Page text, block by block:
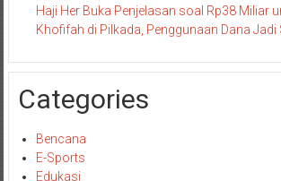
Haji Her Buka Penjelasan soal Rp38 Miliar
Khofifah di Pilkada, Penggunaan Dana Jadi
Categories
Bencana
E-Sports
Edukasi